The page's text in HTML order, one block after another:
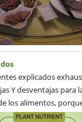
explicados
Y desventajas para
los alimentos,